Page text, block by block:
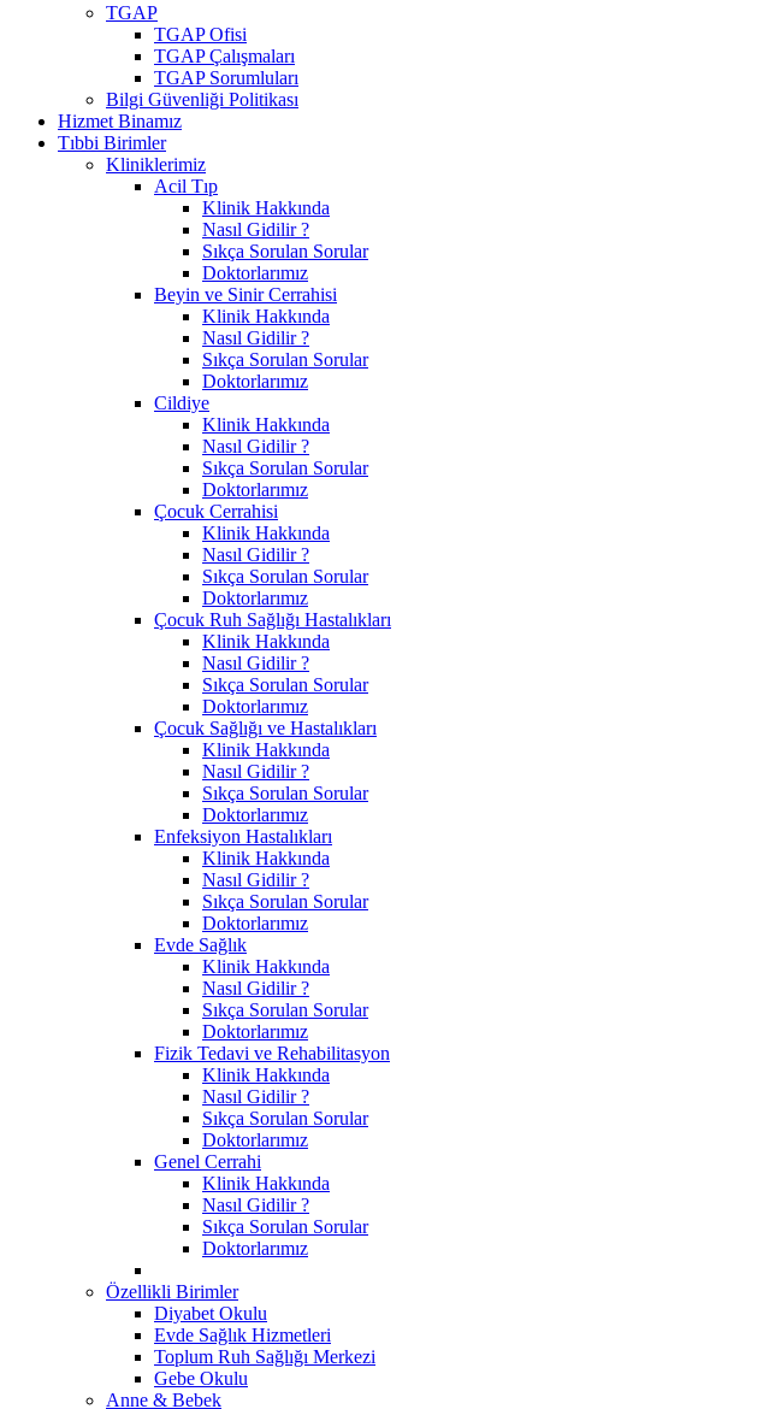
TGAP
TGAP Ofisi
TGAP Çalışmaları
TGAP Sorumluları
Bilgi Güvenliği Politikası
Hizmet Binamız
Tıbbi Birimler
Kliniklerimiz
Acil Tıp
Klinik Hakkında
Nasıl Gidilir ?
Sıkça Sorulan Sorular
Doktorlarımız
Beyin ve Sinir Cerrahisi
Klinik Hakkında
Nasıl Gidilir ?
Sıkça Sorulan Sorular
Doktorlarımız
Cildiye
Klinik Hakkında
Nasıl Gidilir ?
Sıkça Sorulan Sorular
Doktorlarımız
Çocuk Cerrahisi
Klinik Hakkında
Nasıl Gidilir ?
Sıkça Sorulan Sorular
Doktorlarımız
Çocuk Ruh Sağlığı Hastalıkları
Klinik Hakkında
Nasıl Gidilir ?
Sıkça Sorulan Sorular
Doktorlarımız
Çocuk Sağlığı ve Hastalıkları
Klinik Hakkında
Nasıl Gidilir ?
Sıkça Sorulan Sorular
Doktorlarımız
Enfeksiyon Hastalıkları
Klinik Hakkında
Nasıl Gidilir ?
Sıkça Sorulan Sorular
Doktorlarımız
Evde Sağlık
Klinik Hakkında
Nasıl Gidilir ?
Sıkça Sorulan Sorular
Doktorlarımız
Fizik Tedavi ve Rehabilitasyon
Klinik Hakkında
Nasıl Gidilir ?
Sıkça Sorulan Sorular
Doktorlarımız
Genel Cerrahi
Klinik Hakkında
Nasıl Gidilir ?
Sıkça Sorulan Sorular
Doktorlarımız
Özellikli Birimler
Diyabet Okulu
Evde Sağlık Hizmetleri
Toplum Ruh Sağlığı Merkezi
Gebe Okulu
Anne & Bebek